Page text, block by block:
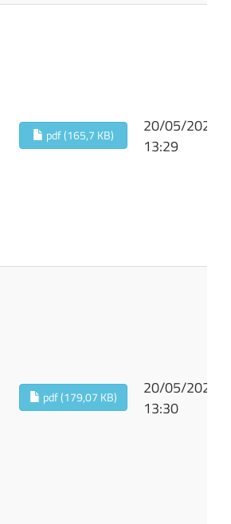
pdf (165,7 KB)
20/05/2026
13:29
pdf (179,07 KB)
20/05/2026
13:30